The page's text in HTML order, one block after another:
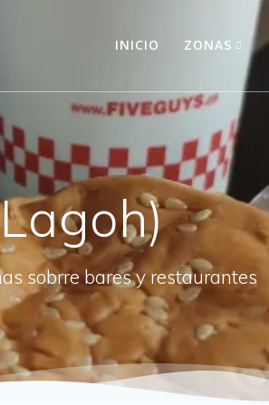
INICIO ZONAS
sobrre bares y restaurantes